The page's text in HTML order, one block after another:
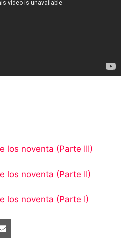
los noventa (Parte III)
los noventa (Parte II)
los noventa (Parte I)
Compartir
en